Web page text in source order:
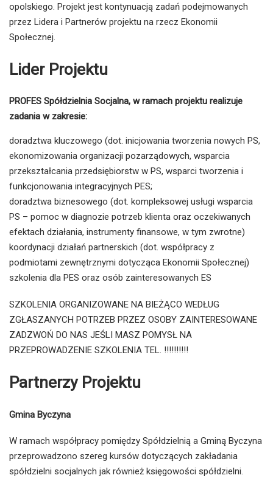
opolskiego. Projekt jest kontynuacją zadań podejmowanych
przez Lidera i Partnerów projektu na rzecz Ekonomii
Społecznej.
Lider Projektu
PROFES Spółdzielnia Socjalna, w ramach projektu realizuje
zadania w zakresie:
doradztwa kluczowego (dot. inicjowania tworzenia nowych PS,
ekonomizowania organizacji pozarządowych, wsparcia
przekształcania przedsiębiorstw w PS, wsparci tworzenia i
funkcjonowania integracyjnych PES;
doradztwa biznesowego (dot. kompleksowej usługi wsparcia
PS – pomoc w diagnozie potrzeb klienta oraz oczekiwanych
efektach działania, instrumenty finansowe, w tym zwrotne)
koordynacji działań partnerskich (dot. współpracy z
podmiotami zewnętrznymi dotycząca Ekonomii Społecznej)
szkolenia dla PES oraz osób zainteresowanych ES
SZKOLENIA ORGANIZOWANE NA BIEŻĄCO WEDŁUG
ZGŁASZANYCH POTRZEB PRZEZ OSOBY ZAINTERESOWANE
ZADZWOŃ DO NAS JEŚLI MASZ POMYSŁ NA
PRZEPROWADZENIE SZKOLENIA TEL. !!!!!!!!!!
Partnerzy Projektu
Gmina Byczyna
W ramach współpracy pomiędzy Spółdzielnią a Gminą Byczyna
przeprowadzono szereg kursów dotyczących zakładania
spółdzielni socjalnych jak również księgowości spółdzielni.